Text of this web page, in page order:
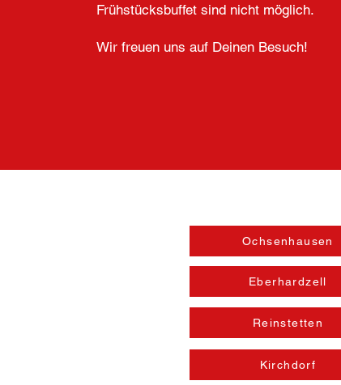
Frühstücksbuffet sind nicht möglich.
Wir freuen uns auf Deinen Besuch!
Ochsenhausen
Eberhardzell
Reinstetten
Kirchdorf